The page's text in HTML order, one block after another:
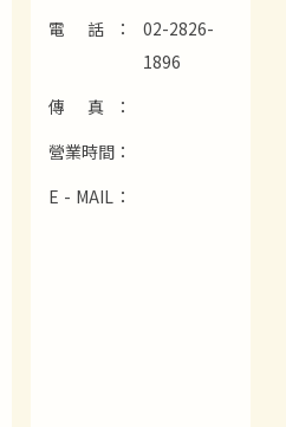
電 話：
02-2826-
1896
傳 真：
營業時間：
E - MAIL：